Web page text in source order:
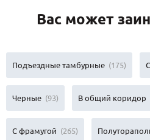
Вас может
Подъездные тамбурные (175)
Черные (93) В общий коридор
С фрамугой (265)